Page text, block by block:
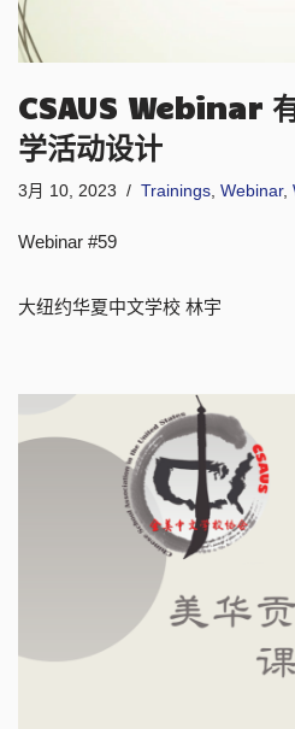
CSAUS Webinar
学活动设计
3月 10, 2023 Trainings, Webinar,
Webinar #59
大纽约华夏中文学校 林宇